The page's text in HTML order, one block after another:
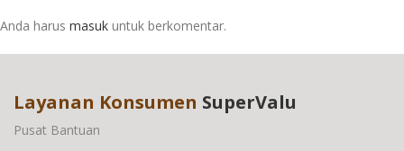
Anda harus masuk untuk berkomentar.
Layanan Konsumen SuperValu
Pusat Bantuan